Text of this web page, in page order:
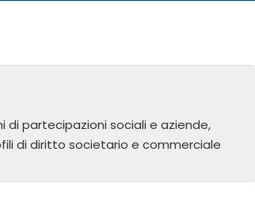
partecipazioni sociali e aziende,
di diritto societario e commerciale